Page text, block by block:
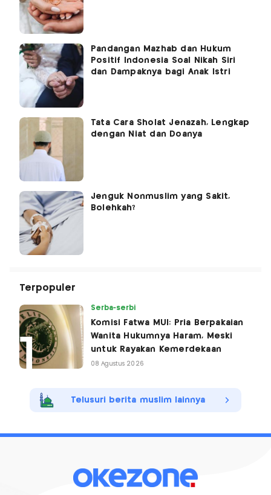
Pandangan Mazhab dan Hukum
Positif Indonesia Soal Nikah Siri
dan Dampaknya bagi Anak Istri
Tata Cara Sholat Jenazah, Lengkap
dengan Niat dan Doanya
Jenguk Nonmuslim yang Sakit,
Bolehkah?
Terpopuler
Serba-serbi
Komisi Fatwa MUI: Pria Berpakaian
Wanita Hukumnya Haram, Meski
untuk Rayakan Kemerdekaan
08 Agustus 2026
Telusuri berita muslim lainnya